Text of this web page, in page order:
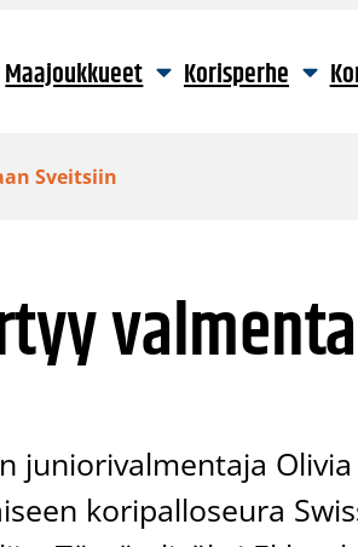
Maajoukkueet Korisperhe
Sveitsiin
juniorivalmentaja Olivia
koripalloseura